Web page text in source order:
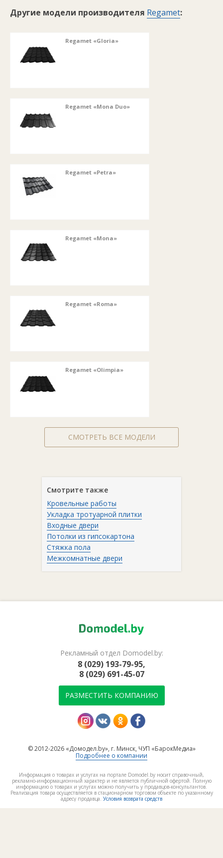
Другие модели производителя Regamet:
Regamet «Gloria»
Regamet «Mona Duo»
Regamet «Petra»
Regamet «Mona»
Regamet «Roma»
Regamet «Olimpia»
СМОТРЕТЬ ВСЕ МОДЕЛИ
Смотрите также
Кровельные работы
Укладка тротуарной плитки
Входные двери
Потолки из гипсокартона
Стяжка пола
Межкомнатные двери
Рекламный отдел Domodel.by:
8 (029) 193-79-95,
8 (029) 691-45-07
РАЗМЕСТИТЬ КОМПАНИЮ
© 2012-2026 «Домодел.by», г. Минск, ЧУП «БарокМедиа»
Подробнее о компании
Информация о товарах и услугах на портале Domodel.by носит справочный,
рекламно-информационный характер и не является публичной офертой. Полную
информацию о товарах и услугах можно получить у продавцов-консультантов.
Реализация товара осуществляется в стационарном торговом объекте по указанному
адресу продавца. Условия возврата средств